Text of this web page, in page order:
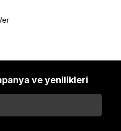
ve yenilikleri